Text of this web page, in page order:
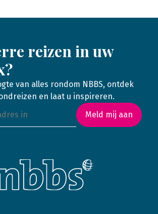
reizen in uw
van alles rondom NBBS, ontdek
en laat u inspireren.
Meld mij aan